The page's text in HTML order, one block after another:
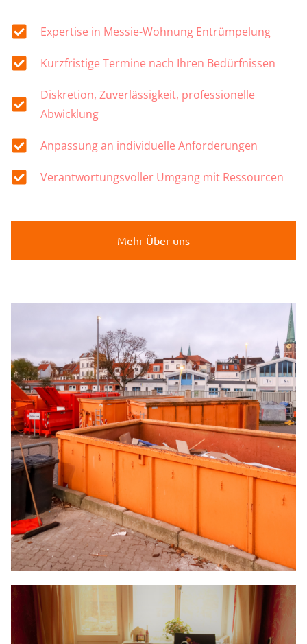
Expertise in Messie-Wohnung Entrümpelung
Kurzfristige Termine nach Ihren Bedürfnissen
Diskretion, Zuverlässigkeit, professionelle
Abwicklung
Anpassung an individuelle Anforderungen
Verantwortungsvoller Umgang mit Ressourcen
Mehr Über uns